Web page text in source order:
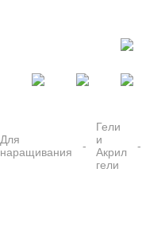
Для
наращивания
Гели
и
Акрил
гели